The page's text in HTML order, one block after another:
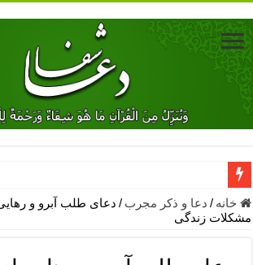
دعای جلب محبت فوری معشوق – دعای جلب
دعای مشکل گشا برای رفع فقر – ذکرهای روزی‌
معجزات دعای یا من اظهر الجمیل – دعای یا
خانه / دعا و ذکر مجرب / دعای طلب آبرو و
مشکلات زندگی